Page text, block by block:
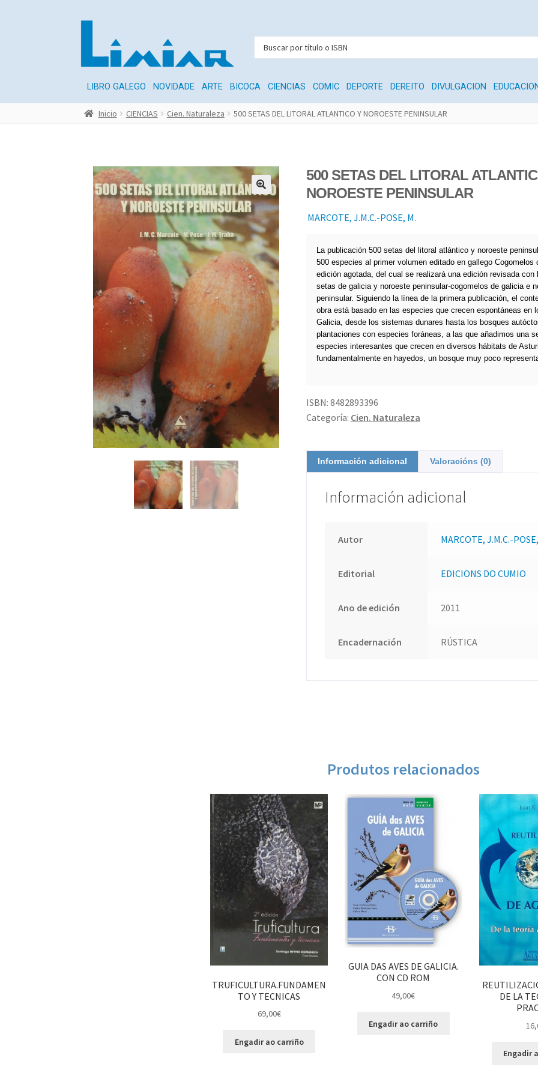
LIBRO GALEGO NOVIDADE ARTE BICOCA CIENCIAS COMIC DEPORTE DEREITO DIVULGACION
Inicio CIENCIAS Cien. Naturaleza 500 SETAS DEL LITORAL ATLANTICO Y NOROESTE PENINSULAR
500 SETAS DEL LITORAL
NOROESTE PENINSULAR
MARCOTE, J.M.C.-POSE, M.
La publicación 500 setas del litoral atlántico y noroeste
500 especies al primer volumen editado en gallego Cogomelos
edición agotada, del cual se realizará una edición revisada con
setas de galicia y noroeste peninsular-cogomelos de galicia e
peninsular. Siguiendo la línea de la primera publicación, el
obra está basado en las especies que crecen espontáneas en
Galicia, desde los sistemas dunares hasta los bosques
plantaciones con especies foráneas, a las que añadimos una
especies interesantes que crecen en diversos hábitats de
fundamentalmente en hayedos, un bosque muy poco
ISBN: 8482893396
Categoría: Cien. Naturaleza
Información adicional Valoracións (0)
Información adicional
Autor MARCOTE, J.M.C.-
Editorial EDICIONS DO CUMIO
Ano de edición 2011
Encadernación RÚSTICA
Produtos relacionados
TRUFICULTURA.FUNDAMEN
TO Y TECNICAS
69,00€
Engadir ao carriño
GUIA DAS AVES DE GALICIA.
CON CD ROM
49,00€
Engadir ao carriño
DE LA
Engadir